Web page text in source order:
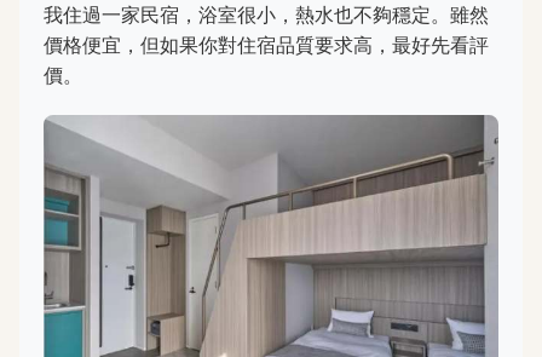
我住過一家民宿，浴室很小，熱水也不夠穩定。雖然
價格便宜，但如果你對住宿品質要求高，最好先看評
價。